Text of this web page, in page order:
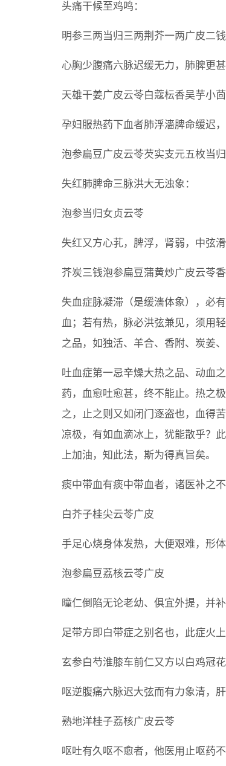
头痛干候至鸡鸣：
明参三两当归三两荆芥一两广皮二钱
心胸少腹痛六脉迟缓无力，肺脾更甚
天雄干姜广皮云苓白蔻枟香吴芋小
孕妇服热药下血者肺浮濇脾命缓迟
泡参扁豆广皮云苓芡实支元五枚当
失红肺脾命三脉洪大无浊象：
泡参当归女贞云苓
失红又方心芤，脾浮，肾弱，中弦
芥炭三钱泡参扁豆蒲黄炒广皮云苓
失血症脉凝滞（是缓濇体象），必
血；若有热，脉必洪弦兼见，须用
之品，如独活、羊合、香附、炭姜
吐血症第一忌辛燥大热之品、动血
药，血愈吐愈甚，终不能止。热之
之，止之则又如闭门逐盗也，血得
凉极，有如血滴冰上，犹能散乎？
上加油，知此法，斯为得真旨矣。
痰中带血有痰中带血者，诸医补之
白芥子桂尖云苓广皮
手足心烧身体发热，大便艰难，形
泡参扁豆荔核云苓广皮
曈仁倒陷无论老幼、俱宜外提，并补
足带方即白带症之别名也，此症火
玄参白芍淮膝车前仁又方以白鸡冠
呕逆腹痛六脉迟大弦而有力象清，肝
熟地洋桂子荔核广皮云苓
呕吐有久呕不愈者，他医用止呕药